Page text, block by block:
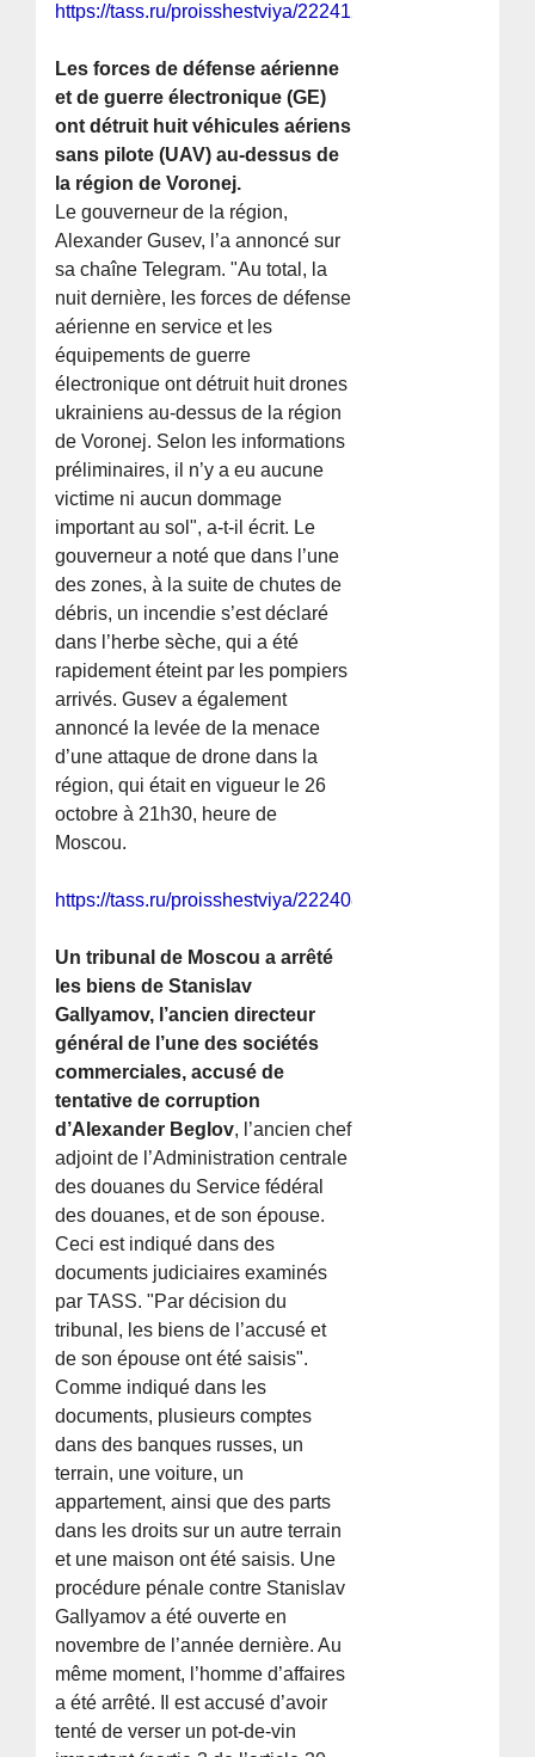
https://tass.ru/proisshestviya/22241227
Les forces de défense aérienne
et de guerre électronique (GE)
ont détruit huit véhicules aériens
sans pilote (UAV) au-dessus de
la région de Voronej.
Le gouverneur de la région,
Alexander Gusev, l’a annoncé sur
sa chaîne Telegram. "Au total, la
nuit dernière, les forces de défense
aérienne en service et les
équipements de guerre
électronique ont détruit huit drones
ukrainiens au-dessus de la région
de Voronej. Selon les informations
préliminaires, il n’y a eu aucune
victime ni aucun dommage
important au sol", a-t-il écrit. Le
gouverneur a noté que dans l’une
des zones, à la suite de chutes de
débris, un incendie s’est déclaré
dans l’herbe sèche, qui a été
rapidement éteint par les pompiers
arrivés. Gusev a également
annoncé la levée de la menace
d’une attaque de drone dans la
région, qui était en vigueur le 26
octobre à 21h30, heure de
Moscou.
https://tass.ru/proisshestviya/22240843
Un tribunal de Moscou a arrêté
les biens de Stanislav
Gallyamov, l’ancien directeur
général de l’une des sociétés
commerciales, accusé de
tentative de corruption
d’Alexander Beglov, l’ancien chef
adjoint de l’Administration centrale
des douanes du Service fédéral
des douanes, et de son épouse.
Ceci est indiqué dans des
documents judiciaires examinés
par TASS. "Par décision du
tribunal, les biens de l’accusé et
de son épouse ont été saisis".
Comme indiqué dans les
documents, plusieurs comptes
dans des banques russes, un
terrain, une voiture, un
appartement, ainsi que des parts
dans les droits sur un autre terrain
et une maison ont été saisis. Une
procédure pénale contre Stanislav
Gallyamov a été ouverte en
novembre de l’année dernière. Au
même moment, l’homme d’affaires
a été arrêté. Il est accusé d’avoir
tenté de verser un pot-de-vin